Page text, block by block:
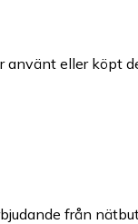
använt eller köpt
från